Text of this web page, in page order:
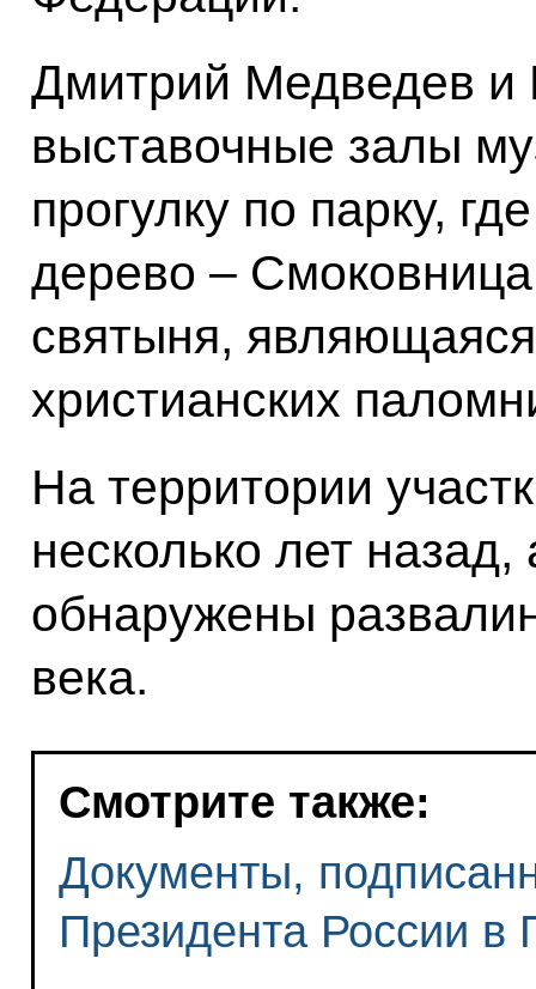
Дмитрий Медведев и
выставочные залы
прогулку по парку,
дерево –
святыня,
христианских
На территории
несколько лет
обнаружены
века.
Смотрите также:
Документы,
Президента России в